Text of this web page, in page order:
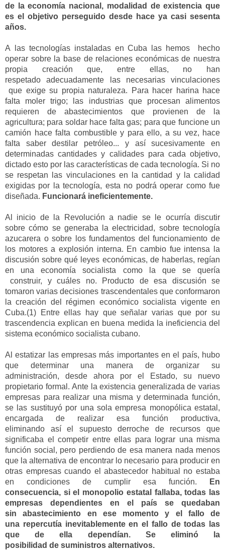
de la economía nacional, modalidad de existenciaque
es el objetivo perseguido desde hace ya casi sesenta
años.
A las tecnologías instaladas en Cuba las hemos hecho
operar sobre la base de relaciones económicas de nuestra
propia creación que,entre ellas, no han
respetadoadecuadamente
las necesarias vinculaciones
que exige su propia naturaleza. Para hacer harina hace
falta moler trigo;
las industrias que procesan alimentos
requieren de abastecimientos que provienen de la
agricultura; para soldar hace falta gas; para que funcione un
camión hace falta combustible y para ello, a su vez, hace
falta saber destilar petróleo... y así sucesivamente en
determinadas cantidadesy calidades para cada objetivo,
dictado esto por las características de cada tecnología. Si no
se respetan las vinculaciones en la cantidad y la calidad
exigidas por la tecnología, esta no podrá operar como fue
diseñada. Funcionará ineficientemente.
Al inicio de la Revolución a nadie se le ocurría discutir
sobrecómo se generaba la electricidad, sobre tecnología
azucarera o sobre los fundamentos del funcionamiento de
los motores a explosión interna. En cambio fue intensa la
discusión sobre qué leyes económicas, de haberlas, regían
en una economía socialista como la que se quería
construir, ycuáles no.
Producto de esa discusión se
tomaron varias decisiones trascendentales que conformaron
la creación del régimen económico socialista vigenteen
Cuba.(1) Entre ellas hay que señalar varias que por su
trascendencia explicanen buena medida la ineficiencia del
sistema económico socialista cubano.
Al estatizar las empresas más importantes en el país, hubo
que determinar una manera de organizar su
administración, desde ahora por el Estado, su nuevo
propietario formal .Ante la existencia generalizadade varias
empresas para realizar una misma ydeterminada función,
se las sustituyó por una sola empresa monopólica estatal,
encargada de realizar esa función productiva,
eliminando asíel supuesto derroche de recursos que
significaba el competir entre ellas para lograr una misma
función social , pero perdiendo de esa manera nada menos
que la alternativa de encontrar lo necesario para producir en
otras empresas cuando el abastecedor habitual no estaba
en condiciones de cumplir esa función.
En
consecuencia, si el monopolio estatal fallaba,todas las
empresas dependientes en el país se quedaban
sin abastecimiento en ese momento
y el fallo de
una repercutíainevitablemente en el fallo de todas las
que de ella dependían. Se eliminó la
posibilidad de suministros alternativos.